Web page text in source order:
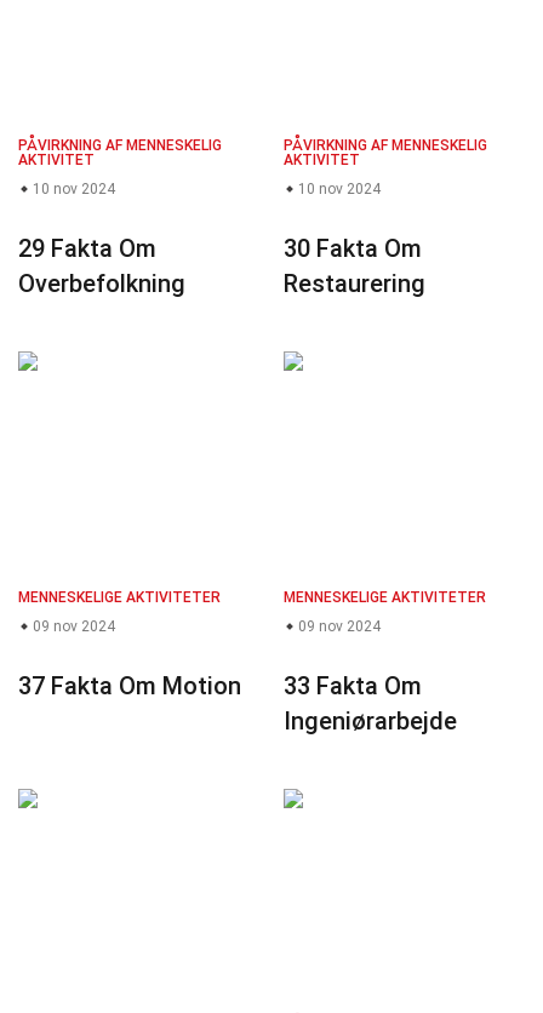
PÅVIRKNING AF MENNESKELIG
AKTIVITET
10 nov 2024
29 Fakta Om
Overbefolkning
PÅVIRKNING AF MENNESKELIG
AKTIVITET
10 nov 2024
30 Fakta Om
Restaurering
MENNESKELIGE AKTIVITETER
09 nov 2024
37 Fakta Om Motion
MENNESKELIGE AKTIVITETER
09 nov 2024
33 Fakta Om
Ingeniørarbejde